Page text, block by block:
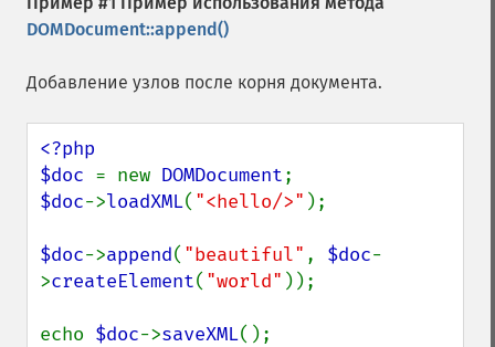
DOMDocument::append()
Добавление узлов после корня документа.
<?php
$doc = new DOMDocument
$doc->loadXML( "<hello/>" );
$doc->append( "beautiful" , $doc-
>createElement( "world" ));
echo $doc->saveXML